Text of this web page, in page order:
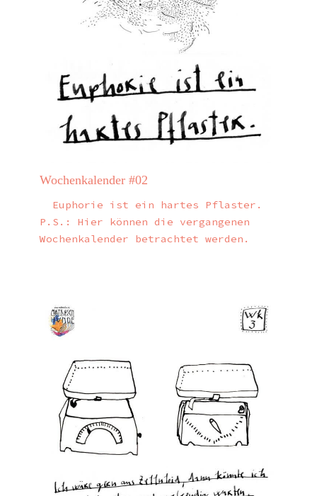
Wochenkalender #02
Euphorie ist ein hartes Pflaster.
P.S.: Hier können die vergangenen
Wochenkalender betrachtet werden.